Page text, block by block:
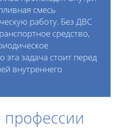
смесь
работу. Без ДВС
средство,
задача стоит перед
внутреннего